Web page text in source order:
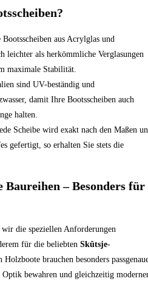
Bootsscheiben aus Acrylglas und
leichter als herkömmliche Verglasungen
maximale Stabilität.
sind UV-beständig und
damit Ihre Bootsscheiben auch
halten.
Scheibe wird exakt nach den Maßen
gefertigt, so erhalten Sie stets die
Baureihen – Besonders für
die speziellen Anforderungen
für die beliebten Skûtsje-
brauchen besonders
Optik bewahren und gleichzeitig